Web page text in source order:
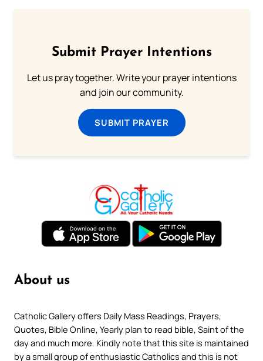
Submit Prayer Intentions
Let us pray together. Write your prayer intentions
and join our community.
SUBMIT PRAYER
About us
Catholic Gallery offers Daily Mass Readings, Prayers,
Quotes, Bible Online, Yearly plan to read bible, Saint of the
day and much more. Kindly note that this site is maintained
by a small group of enthusiastic Catholics and this is not